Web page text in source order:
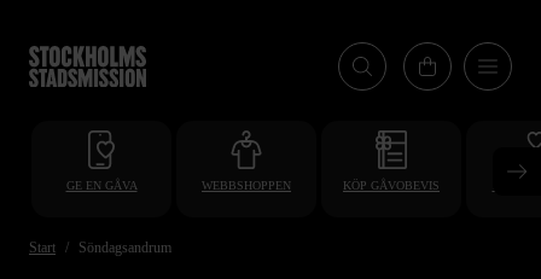
till
huvudinnehåll
GE EN GÅVA WEBBSHOPPEN KÖP GÅVOBEVIS
Start Söndagsandrum